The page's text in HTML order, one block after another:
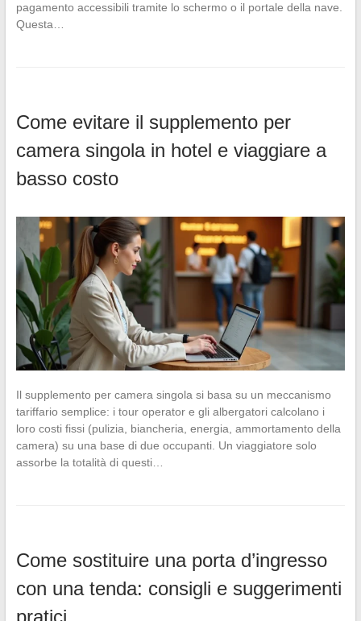
pagamento accessibili tramite lo schermo o il portale della nave.
Questa…
Come evitare il supplemento per
camera singola in hotel e viaggiare a
basso costo
Il supplemento per camera singola si basa su un meccanismo
tariffario semplice: i tour operator e gli albergatori calcolano i
loro costi fissi (pulizia, biancheria, energia, ammortamento della
camera) su una base di due occupanti. Un viaggiatore solo
assorbe la totalità di questi…
Come sostituire una porta d’ingresso
con una tenda: consigli e suggerimenti